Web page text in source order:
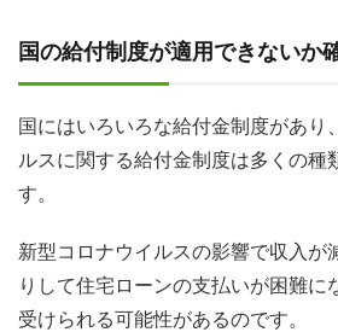
国の給付制度が適用できないか
国にはいろいろな給付金制度があり
ルスに関する給付金制度は多くの種
す。
新型コロナウイルスの影響で収入が
りして住宅ローンの支払いが困難に
受けられる可能性があるのです。